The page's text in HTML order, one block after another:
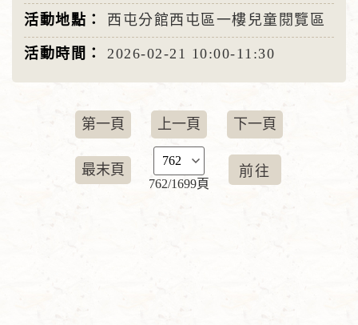
西屯分館西屯區一樓兒童閱覽區
2026-02-21 10:00-11:30
第一頁 上一頁 下一頁
最末頁
762/1699頁